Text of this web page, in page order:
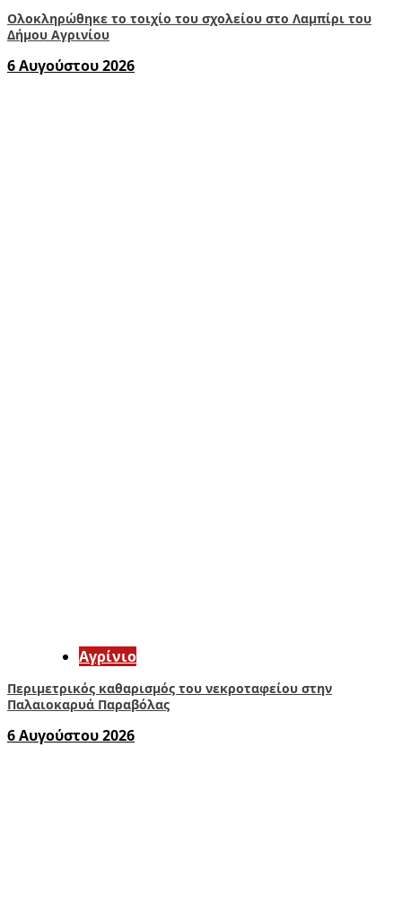
Ολοκληρώθηκε το τοιχίο του σχολείου στο Λαμπίρι του
Δήμου Αγρινίου
6 Αυγούστου 2026
Aγρίνιο
Περιμετρικός καθαρισμός του νεκροταφείου στην
Παλαιοκαρυά Παραβόλας
6 Αυγούστου 2026